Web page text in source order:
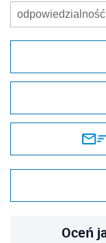
odpowiedzialność
Oceń